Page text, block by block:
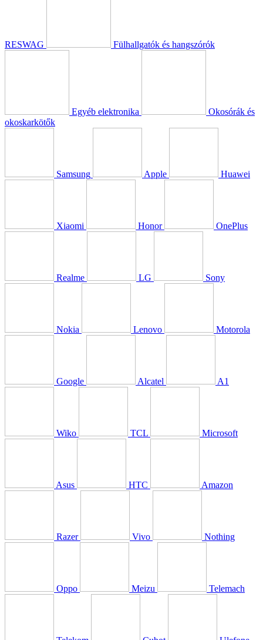
RESWAG Fülhallgatók és hangszórók
Egyéb elektronika
Okosórák és
okoskarkötők
Samsung Apple Huawei
Xiaomi Honor OnePlus
Realme LG Sony
Nokia Lenovo Motorola
Google Alcatel A1
Wiko TCL Microsoft
Asus HTC Amazon
Razer Vivo Nothing
Oppo Meizu Telemach